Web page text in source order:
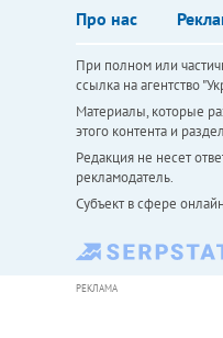
Про нас
При полном или
ссылка на агентство
Материалы, которые
этого контента и
Редакция не несет
рекламодатель.
Субъект в сфере
РЕКЛАМА